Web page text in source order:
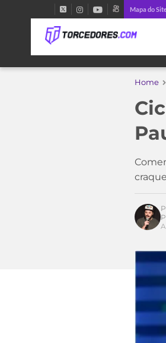
Mapa do
Home
Acesse o perfil do autor